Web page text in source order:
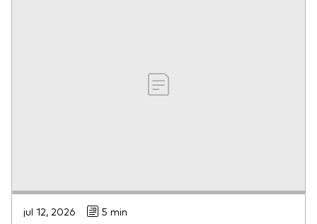
jul 12, 2026 5 min